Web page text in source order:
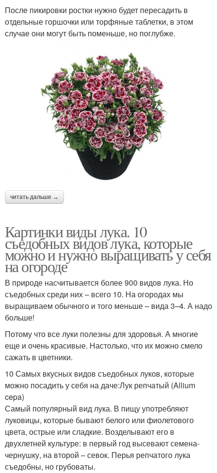
После пикировки ростки нужно будет пересадить в
отдельные горшочки или торфяные таблетки, в этом
случае они могут быть поменьше, но поглубже.
читать дальше →
Картинки виды лука. 10
съедобных видов лука, которые
можно и нужно выращивать у себя
на огороде
В природе насчитывается более 900 видов лука. Но
съедобных среди них – всего 10. На огородах мы
выращиваем обычного и того меньше – вида 3–4. А надо
больше!
Потому что все луки полезны для здоровья. А многие
еще и очень красивые. Настолько, что их можно смело
сажать в цветники.
10 Самых вкусных видов съедобных луков, которые
можно посадить у себя на даче:Лук репчатый (Allium
cepa)
Самый популярный вид лука. В пищу употребляют
луковицы, которые бывают белого или фиолетового
цвета, острые или сладкие. Возделывают его в
двухлетней культуре: в первый год высевают семена-
чернушку, на второй – севок. Перья репчатого лука
съедобны, но грубоваты.